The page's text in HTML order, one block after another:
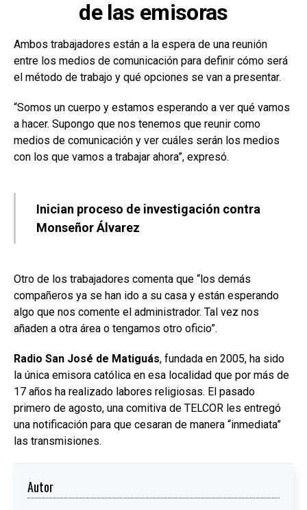
de las emisoras
Ambos trabajadores están a la espera de una reunión
entre los medios de comunicación para definir cómo será
el método de trabajo y qué opciones se van a presentar.
“Somos un cuerpo y estamos esperando a ver qué vamos
a hacer. Supongo que nos tenemos que reunir como
medios de comunicación y ver cuáles serán los medios
con los que vamos a trabajar ahora”, expresó.
Inician proceso de investigación contra
Monseñor Álvarez
Otro de los trabajadores comenta que “los demás
compañeros ya se han ido a su casa y están esperando
algo que nos comente el administrador. Tal vez nos
añaden a otra área o tengamos otro oficio”.
Radio San José de Matiguás, fundada en 2005, ha sido
la única emisora católica en esa localidad que por más de
17 años ha realizado labores religiosas. El pasado
primero de agosto, una comitiva de TELCOR les entregó
una notificación para que cesaran de manera “inmediata”
las transmisiones.
Autor